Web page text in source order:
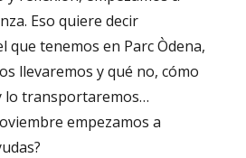
Eso quiere decir
que tenemos en Parc Òdena,
llevaremos y qué no, cómo
lo transportaremos…
empezamos a